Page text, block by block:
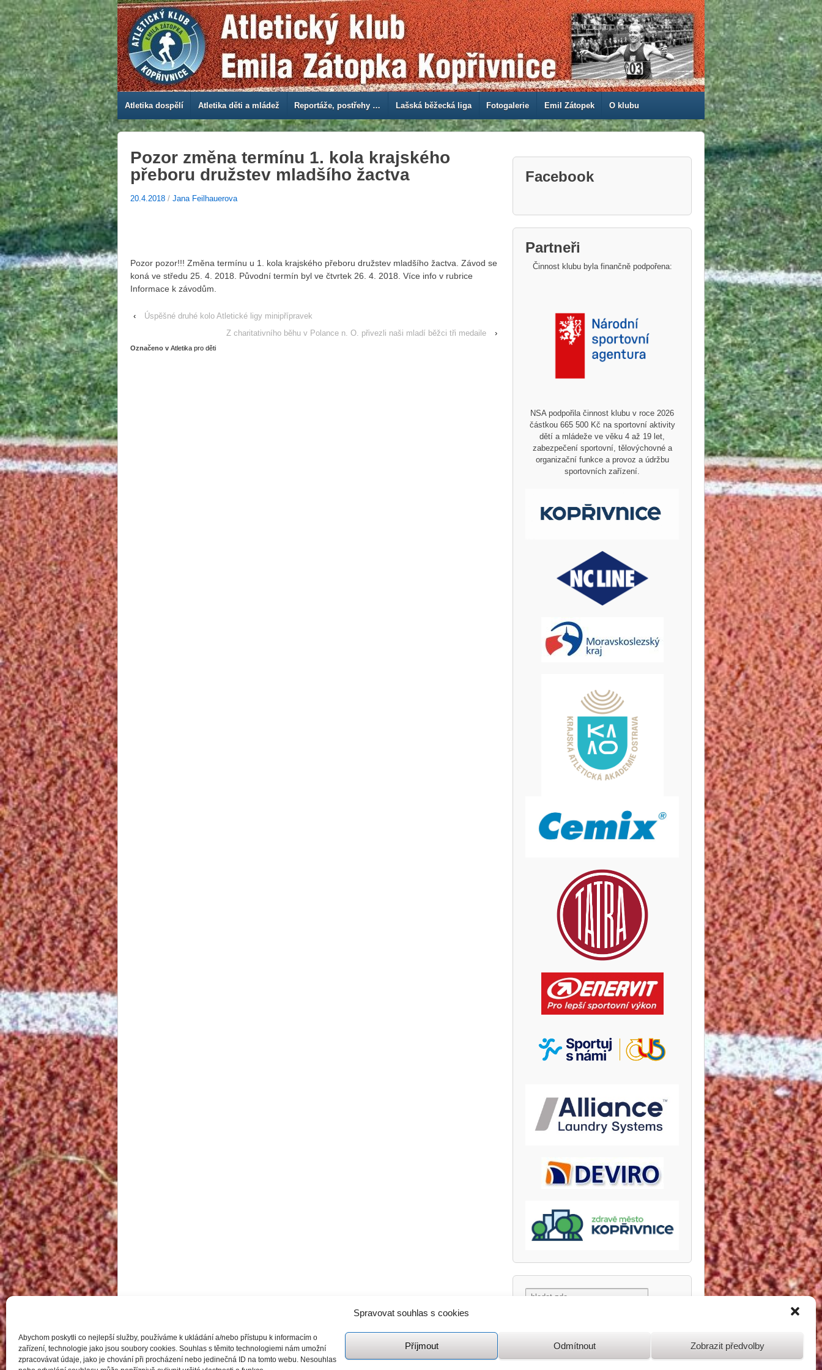
Spravovat souhlas s cookies
Abychom poskytli co nejlepší služby, používáme k ukládání a/nebo přístupu k informacím o
zařízení, technologie jako jsou soubory cookies. Souhlas s těmito technologiemi nám umožní
zpracovávat údaje, jako je chování při procházení nebo jedinečná ID na tomto webu. Nesouhlas
Příjmout Odmítnout Zobrazit předvolby
Atletika dospělí Atletika děti a mládež Reportáže, postřehy … Lašská běžecká liga Fotogalerie Emil Zátopek O klubu
Pozor změna termínu 1. kola krajského
přeboru družstev mladšího žactva
20.4.2018 / Jana Feilhauerova
Pozor pozor!!! Změna termínu u 1. kola krajského přeboru družstev mladšího žactva. Závod se
koná ve středu 25. 4. 2018. Původní termín byl ve čtvrtek 26. 4. 2018. Více info v rubrice
Informace k závodům.
‹
Úspěšné druhé kolo Atletické ligy minipřípravek
Z charitativního běhu v Polance n. O. přivezli naši mladí běžci tři medaile
›
Označeno v Atletika pro děti
Facebook
Partneři
Činnost klubu byla finančně podpořena:
NSA podpořila činnost klubu v roce 2026
částkou 665 500 Kč na sportovní aktivity
dětí a mládeže ve věku 4 až 19 let,
zabezpečení sportovní, tělovýchovné a
organizační funkce a provoz a údržbu
sportovních zařízení.